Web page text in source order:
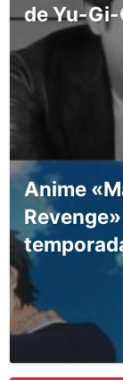
de Yu-
Anime